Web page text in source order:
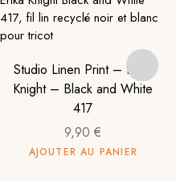
Studio Linen Print – Erika
Knight – Black and White
417
9,90€
AJOUTER AU PANIER